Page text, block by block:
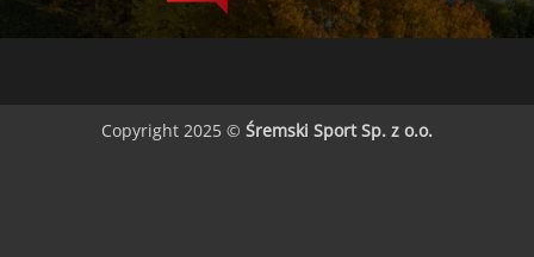
Copyright 2025 © Śremski Sport Sp. z o.o.